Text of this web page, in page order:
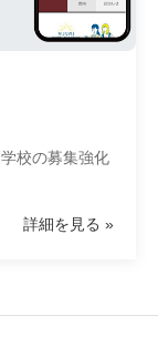
校の募集強化
詳細を見る